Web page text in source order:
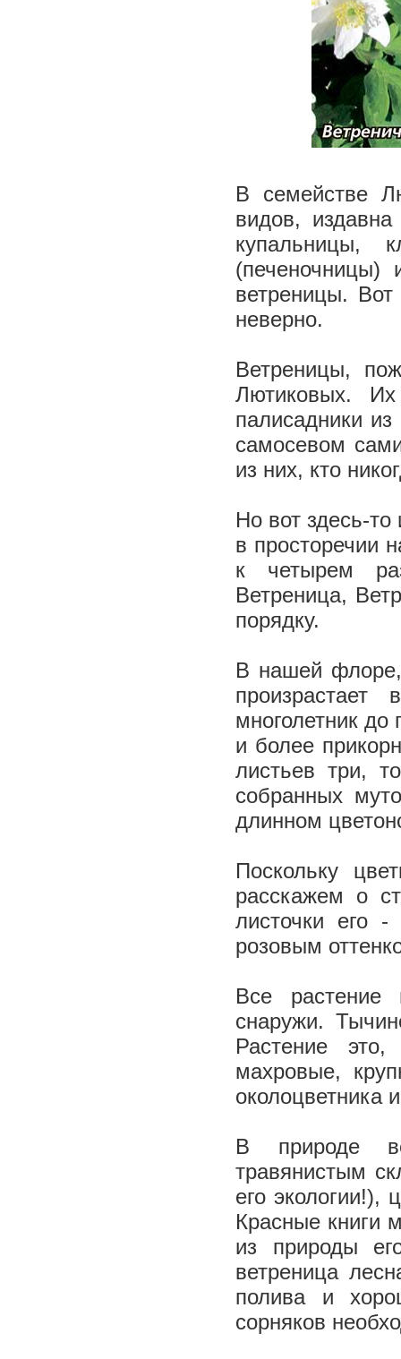
В семействе
видов,
купальницы,
(печеночницы)
ветреницы.
неверно.
Ветреницы,
Лютиковых.
палисадники
самосевом
из них, кто
Но вот здесь-то
в просторечии
к четырем
Ветреница,
порядку.
В нашей флоре,
многолетник
и более
листьев три,
собранных
длинном
Поскольку
расскажем о
листочки его
розовым
Все растение
снаружи.
Растение
махровые,
околоцветника
В природе
травянистым
его экологии!),
Красные книги
из природы
ветреница
полива и
сорняков